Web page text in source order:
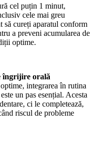
cel puțin 1 minut,
cele mai greu
să cureți aparatul conform
a preveni acumularea de
optime.
îngrijire orală
integrarea în rutina
un pas esențial. Acesta
ci le completează,
riscul de probleme